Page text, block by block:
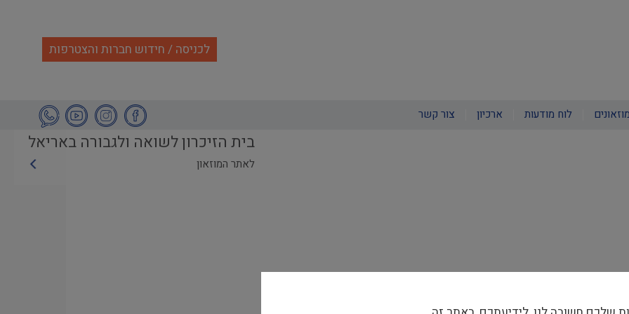
לכניסה / חידוש חברות והצטרפות
לוח מודעות ארכיון צור קשר
בית הזיכרון לשואה ולגבורה באריאל
לאתר המוזאון